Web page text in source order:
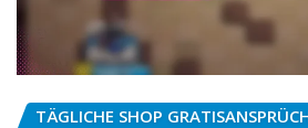
TÄGLICHE SHOP